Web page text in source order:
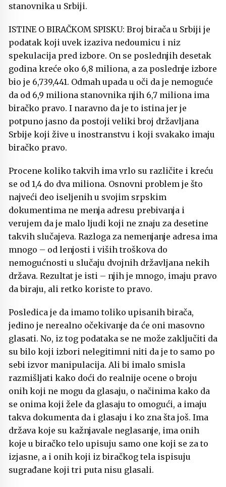
stanovnika u Srbiji.
ISTINE O BIRAČKOM SPISKU: Broj birača u Srbiji je
podatak koji uvek izaziva nedoumicu i niz
spekulacija pred izbore. On se poslednjih desetak
godina kreće oko 6,8 miliona, a za poslednje izbore
bio je 6,739,441. Odmah upada u oči da je nemoguće
da od 6,9 miliona stanovnika njih 6,7 miliona ima
biračko pravo. I naravno da je to istina jer je
potpuno jasno da postoji veliki broj državljana
Srbije koji žive u inostranstvu i koji svakako imaju
biračko pravo.
Procene koliko takvih ima vrlo su različite i kreću
se od 1,4 do dva miliona. Osnovni problem je što
najveći deo iseljenih u svojim srpskim
dokumentima ne menja adresu prebivanja i
verujem da je malo ljudi koji ne znaju za desetine
takvih slučajeva. Razloga za nemenjanje adresa ima
mnogo – od lenjosti i viših troškova do
nemogućnosti u slučaju dvojnih državljana nekih
država. Rezultat je isti – njih je mnogo, imaju pravo
da biraju, ali retko koriste to pravo.
Posledica je da imamo toliko upisanih birača,
jedino je nerealno očekivanje da će oni masovno
glasati. No, iz tog podataka se ne može zaključiti da
su bilo koji izbori nelegitimni niti da je to samo po
sebi izvor manipulacija. Ali bi imalo smisla
razmišljati kako doći do realnije ocene o broju
onih koji ne mogu da glasaju, o načinima kako da
se onima koji žele da glasaju to omogući, a imaju
takva dokumenta da i glasaju i ko zna šta još. Ima
država koje su kažnjavale neglasanje, ima onih
koje u biračko telo upisuju samo one koji se za to
izjasne, a i onih koji iz biračkog tela ispisuju
sugrađane koji tri puta nisu glasali.